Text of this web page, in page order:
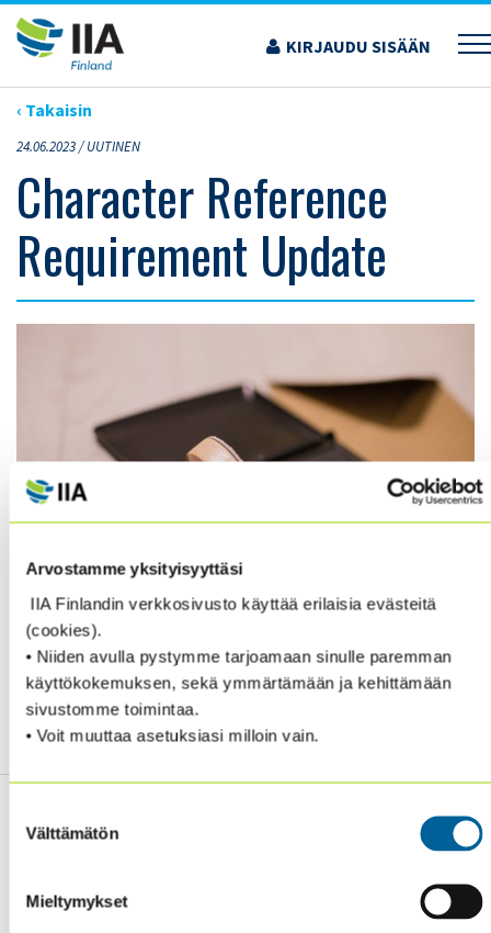
Arvostamme yksityisyyttäsi
IIA Finlandin verkkosivusto käyttää erilaisia evästeitä
(cookies).
• Niiden avulla pystymme tarjoamaan sinulle paremman
käyttökokemuksen, sekä ymmärtämään ja kehittämään
sivustomme toimintaa.
• Voit muuttaa asetuksiasi milloin vain.
valinta
Välttämätön
Mieltymykset
Siirry
sisältöön
KIRJAUDU SISÄÄN
›ARTIKKELIT›CHARACTER REFERENCE REQUIREMENT UPDATE
‹ Takaisin
24.06.2023 /UUTINEN
Character Reference
Requirement Update
EFFECTIVE 15 JUNE 2023, A CHARACTER
REFERENCE WILL NO LONGER BE REQUIRED TO
APPLY TO ANY CERTIFICATION PROGRAM.
Sisäiset tarkastajat ry / Oy Inreviso Ab